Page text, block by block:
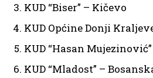
KUD “Biser” – Kičevo
KUD Općine Donji
KUD “Hasan
KUD “Mladost” –